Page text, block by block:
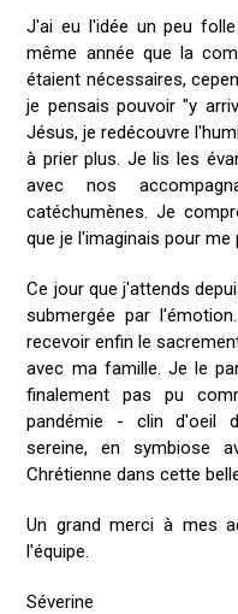
J'ai eu l'idée un peu
même année que la
étaient nécessaires,
je pensais pouvoir "y
Jésus, je redécouvre
à prier plus. Je lis les
avec nos
catéchumènes. Je
que je l'imaginais pour me
Ce jour que j'attends
submergée par
recevoir enfin le
avec ma famille. Je le
finalement pas pu
pandémie - clin d'oeil
sereine, en symbiose
Chrétienne dans cette
Un grand merci à mes
l'équipe.
Séverine